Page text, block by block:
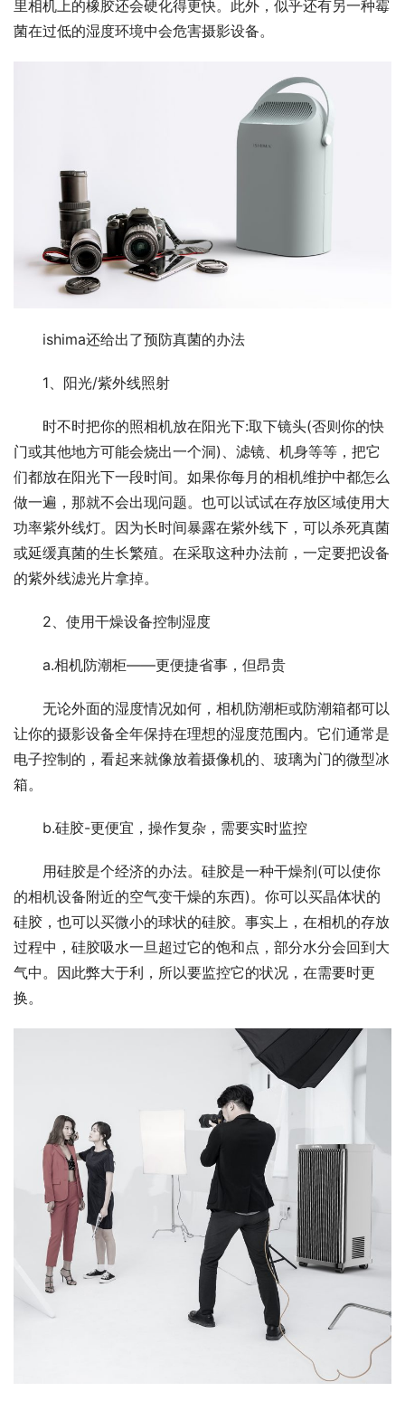
里相机上的橡胶还会硬化得更快。此外，似乎还有另一种霉
菌在过低的湿度环境中会危害摄影设备。
ishima还给出了预防真菌的办法
1、阳光/紫外线照射
时不时把你的照相机放在阳光下:取下镜头(否则你的快
门或其他地方可能会烧出一个洞)、滤镜、机身等等，把它
们都放在阳光下一段时间。如果你每月的相机维护中都怎么
做一遍，那就不会出现问题。也可以试试在存放区域使用大
功率紫外线灯。因为长时间暴露在紫外线下，可以杀死真菌
或延缓真菌的生长繁殖。在采取这种办法前，一定要把设备
的紫外线滤光片拿掉。
2、使用干燥设备控制湿度
a.相机防潮柜——更便捷省事，但昂贵
无论外面的湿度情况如何，相机防潮柜或防潮箱都可以
让你的摄影设备全年保持在理想的湿度范围内。它们通常是
电子控制的，看起来就像放着摄像机的、玻璃为门的微型冰
箱。
b.硅胶-更便宜，操作复杂，需要实时监控
用硅胶是个经济的办法。硅胶是一种干燥剂(可以使你
的相机设备附近的空气变干燥的东西)。你可以买晶体状的
硅胶，也可以买微小的球状的硅胶。事实上，在相机的存放
过程中，硅胶吸水一旦超过它的饱和点，部分水分会回到大
气中。因此弊大于利，所以要监控它的状况，在需要时更
换。